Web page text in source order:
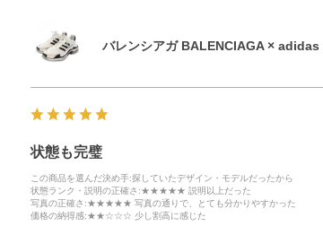
バレンシアガ BALENCIAGA ×
状態も完璧
この商品を選んだ決め手:探していたデザイン・モデルだったから
状態ランク・説明の正確さ :★★★★★ 説明以上だった
写真の正確さ :★★★★★ 写真の通りで、とても分かりやすかった
価格の納得感:★★☆☆☆ 少し割高に感じた